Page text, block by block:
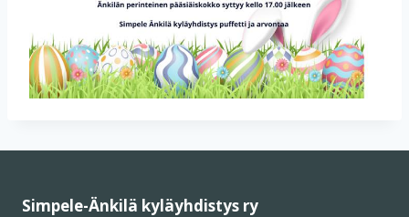
Simpele-Änkilä kyläyhdistys ry